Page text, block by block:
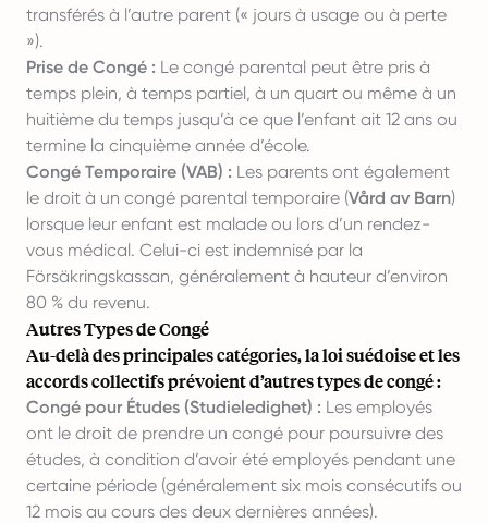
transférés à l’autre parent (« jours à usage ou à perte
»).
Prise de Congé : Le congé parental peut être pris à
temps plein, à temps partiel, à un quart ou même à un
huitième du temps jusqu’à ce que l’enfant ait 12 ans ou
termine la cinquième année d’école.
Congé Temporaire (VAB) : Les parents ont également
le droit à un congé parental temporaire (Vård av Barn)
lorsque leur enfant est malade ou lors d’un rendez-
vous médical. Celui-ci est indemnisé par la
Försäkringskassan, généralement à hauteur d’environ
80 % du revenu.
Autres Types de Congé
Au-delà des principales catégories, la loi suédoise et les
accords collectifs prévoient d’autres types de congé :
Congé pour Études (Studieledighet) : Les employés
ont le droit de prendre un congé pour poursuivre des
études, à condition d’avoir été employés pendant une
certaine période (généralement six mois consécutifs ou
12 mois au cours des deux dernières années).